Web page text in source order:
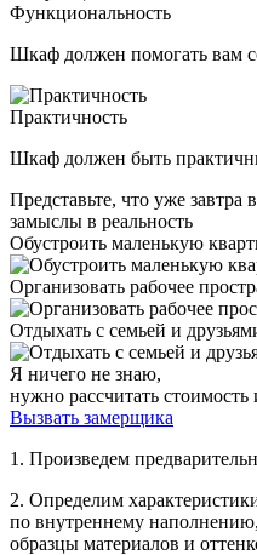
Функциональность
Шкаф должен помогать вам
Практичность
Шкаф должен быть
Представьте, что уже
замыслы в реальность
Обустроить маленькую
Организовать рабочее
Отдыхать с семьей и
Я ничего не знаю,
нужно рассчитать
Вызвать замерщика
1. Произведем
2. Определим
по внутреннему наполнению,
образцы материалов и